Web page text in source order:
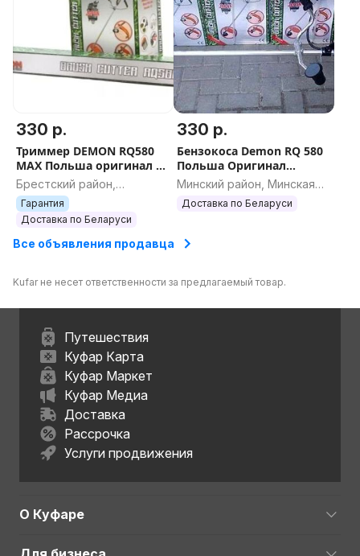
330 р.
Триммер DEMON RQ580
MAX Польша оригинал на
шлицах коса бензиновая
мотокоса
Брестский район,
Брестская область
Гарантия
Доставка по Беларуси
330 р.
Бензокоса Demon RQ 580
Польша Оригинал
триммер бензиновый
мотокоса
Минский район, Минская
область
Доставка по Беларуси
Все объявления продавца
Kufar не несет ответственности за предлагаемый товар.
Путешествия
Куфар Карта
Куфар Маркет
Куфар Медиа
Доставка
Рассрочка
Услуги продвижения
О Куфаре